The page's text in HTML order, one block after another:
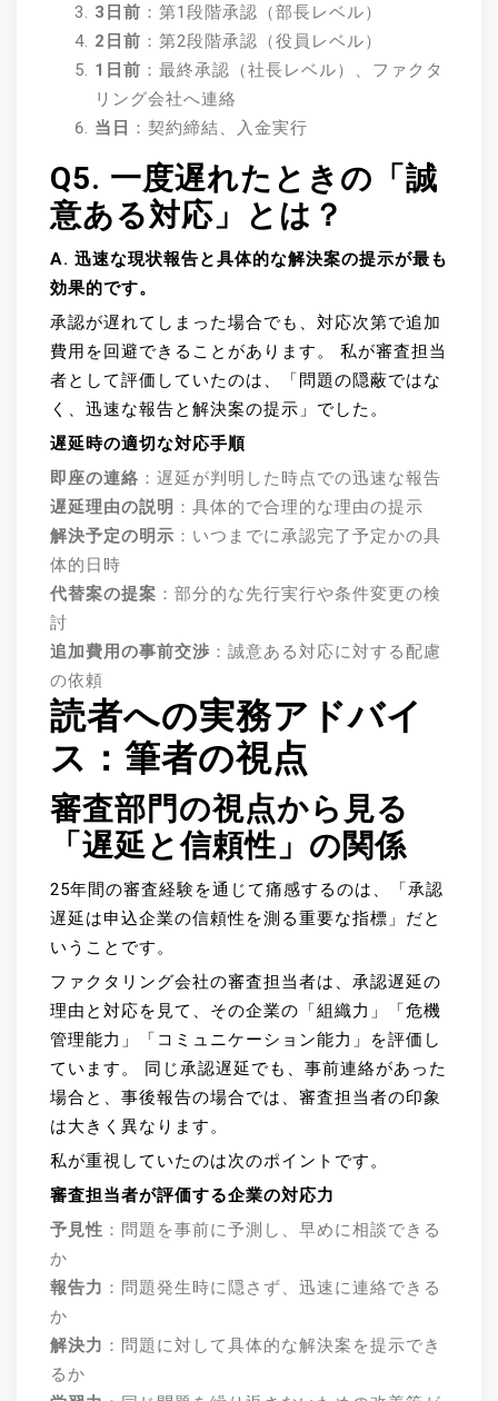
3日前 ：第1段階承認（部長レベル）
2日前 ：第2段階承認（役員レベル）
1日前 ：最終承認（社長レベル）、ファクタ
リング会社へ連絡
当日 ：契約締結、入金実行
Q5. 一度遅れたときの「誠
意ある対応」とは？
A. 迅速な現状報告と具体的な解決案の提示が最も
効果的です。
承認が遅れてしまった場合でも、対応次第で追加
費用を回避できることがあります。 私が審査担当
者として評価していたのは、「問題の隠蔽ではな
く、迅速な報告と解決案の提示」でした。
遅延時の適切な対応手順
即座の連絡 ：遅延が判明した時点での迅速な報告
遅延理由の説明 ：具体的で合理的な理由の提示
解決予定の明示 ：いつまでに承認完了予定かの具
体的日時
代替案の提案 ：部分的な先行実行や条件変更の検
討
追加費用の事前交渉 ：誠意ある対応に対する配慮
の依頼
読者への実務アドバイ
ス：筆者の視点
審査部門の視点から見る
「遅延と信頼性」の関係
25年間の審査経験を通じて痛感するのは、「承認
遅延は申込企業の信頼性を測る重要な指標」だと
いうことです。
ファクタリング会社の審査担当者は、承認遅延の
理由と対応を見て、その企業の「組織力」「危機
管理能力」「コミュニケーション能力」を評価し
ています。 同じ承認遅延でも、事前連絡があった
場合と、事後報告の場合では、審査担当者の印象
は大きく異なります。
私が重視していたのは次のポイントです。
審査担当者が評価する企業の対応力
予見性 ：問題を事前に予測し、早めに相談できる
か
報告力 ：問題発生時に隠さず、迅速に連絡できる
か
解決力 ：問題に対して具体的な解決案を提示でき
るか